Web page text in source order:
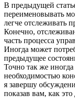
В предыдущей
переименовывать
легче отслеживать
Конечно,
часть процесса
Иногда может
предыдущее
Точно так же
необходимостью
я завершу
показав вам, как это